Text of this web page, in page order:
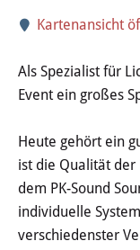
Kartenansicht
Als Spezialist für
Event ein großes
Heute gehört ein
ist die Qualität
dem PK-Sound
individuelle
verschiedenster
Ortsgerichte &
Verwaltung &
Satzungen &
Ausschreibungen
Karriere &